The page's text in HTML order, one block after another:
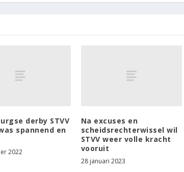
derby STVV
spannend en
2022
Na excuses en
scheidsrechterwissel wil
STVV weer volle kracht
vooruit
28 januari 2023